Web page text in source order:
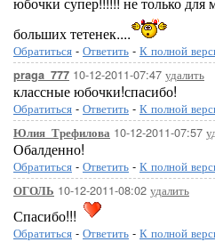
больших тетенек....
Обратиться - Ответить - К полной
praga_777 10-12-2011-07:47 удалить
классные юбочки!спасибо!
Обратиться - Ответить - К полной
Юлия_Трефилова 10-12-2011-07:57
Обалденно!
Обратиться - Ответить - К полной
ОГОЛЬ 10-12-2011-08:02 удалить
Спасибо!!!
Обратиться - Ответить - К полной